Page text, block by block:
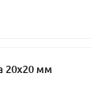
20х20 мм